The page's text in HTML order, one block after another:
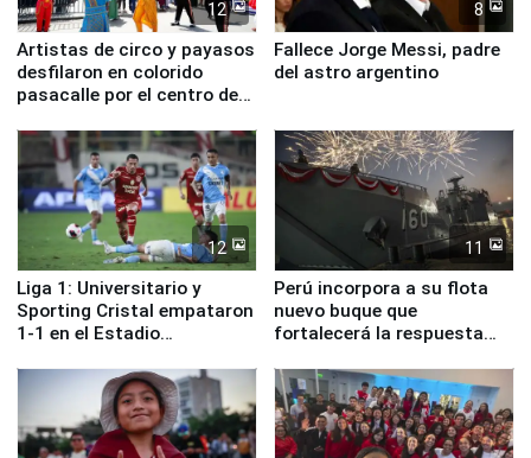
12
Artistas de circo y payasos
desfilaron en colorido
pasacalle por el centro de
8
Fallece Jorge Messi, padre
del astro argentino
12
Liga 1: Universitario y
Sporting Cristal empataron
1-1 en el Estadio
11
Perú incorpora a su flota
nuevo buque que
fortalecerá la respuesta